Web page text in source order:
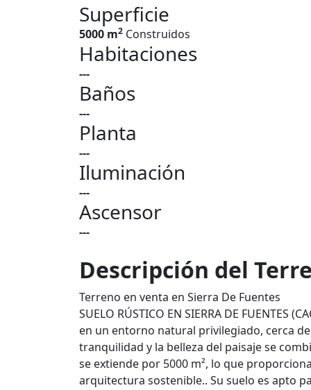
Superficie
5000 m2 Construidos
Habitaciones
---
Baños
---
Planta
---
Iluminación
---
Ascensor
---
Descripción del
Terreno en venta en Sierra De Fuentes
SUELO RÚSTICO EN SIERRA DE FUENTES
en un entorno natural privilegiado, cerca
tranquilidad y la belleza del paisaje se
se extiende por 5000 m², lo que
arquitectura sostenible.. Su suelo es apto